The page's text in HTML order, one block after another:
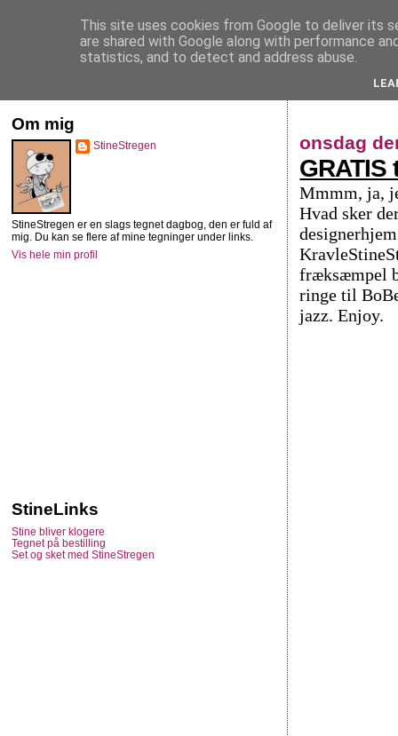
StineStregen
onsdag
Mmmm, ja,
Hvad sker
fræksæmpel
ringe til
jazz. Enjoy.
Om mig
StineStregen
StineStregen er en slags tegnet dagbog, den er fuld af
mig. Du kan se flere af mine tegninger under links.
Vis hele min profil
StineLinks
Stine bliver klogere
Tegnet på bestilling
Set og sket med StineStregen
This site uses cookies from Google to deliver its
are shared with Google along with performance
statistics, and to detect and address abuse.